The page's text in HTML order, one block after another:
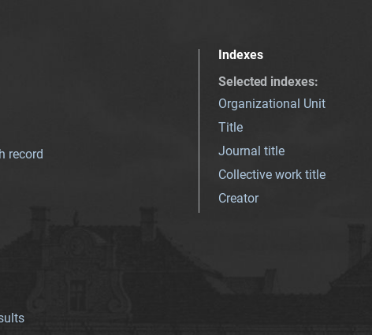
record
Indexes
Selected indexes:
Organizational Unit
Title
Journal title
Collective work title
Creator